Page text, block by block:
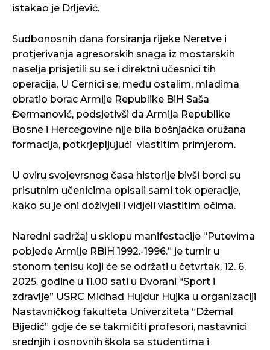
istakao je Drljević.
Sudbonosnih dana forsiranja rijeke Neretve i
protjerivanja agresorskih snaga iz mostarskih
naselja prisjetili su se i direktni učesnici tih
operacija. U Cernici se, među ostalim, mladima
obratio borac Armije Republike BiH Saša
Đermanović, podsjetivši da Armija Republike
Bosne i Hercegovine nije bila bošnjačka oružana
formacija, potkrjepljujući vlastitim primjerom.
U oviru svojevrsnog časa historije bivši borci su
prisutnim učenicima opisali sami tok operacije,
kako su je oni doživjeli i vidjeli vlastitim očima.
Naredni sadržaj u sklopu manifestacije “Putevima
pobjede Armije RBiH 1992.-1996.” je turnir u
stonom tenisu koji će se održati u četvrtak, 12. 6.
2025. godine u 11.00 sati u Dvorani “Sport i
zdravlje” USRC Midhad Hujdur Hujka u organizaciji
Nastavničkog fakulteta Univerziteta “Džemal
Bijedić” gdje će se takmičiti profesori, nastavnici
srednjih i osnovnih škola sa studentima i